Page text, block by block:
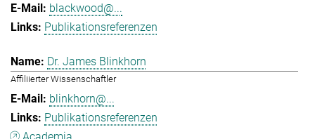
blackwood@...
Publikationsreferenzen
Dr. James Blinkhorn
Affiliierter Wissenschaftler
blinkhorn@...
Publikationsreferenzen